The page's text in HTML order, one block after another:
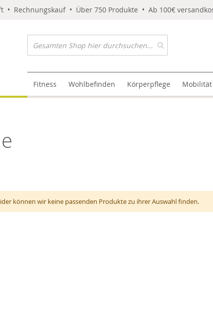
• Rechnungskauf • Über 750 Produkte • Ab 100€
Fitness Wohlbefinden Körperpflege Mobilität
können wir keine passenden Produkte zu ihrer Auswahl finden.